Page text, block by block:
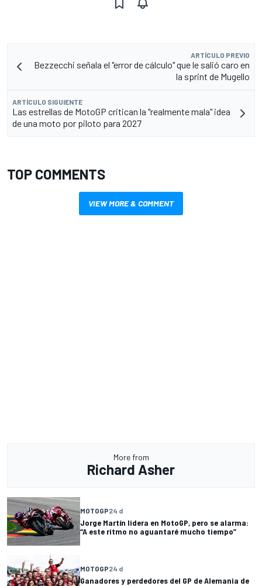
ARTÍCULO PREVIO
Bezzecchi señala el "error de cálculo" que le salió caro en
la sprint de Mugello
ARTÍCULO SIGUIENTE
Las estrellas de MotoGP critican la "realmente mala" idea
de una moto por piloto para 2027
TOP COMMENTS
VIEW MORE & COMMENT
More from
Richard Asher
MOTOGP24 d
Jorge Martín lidera en MotoGP, pero se alarma:
“A este ritmo no aguantaré mucho tiempo”
MOTOGP24 d
Ganadores y perdedores del GP de Alemania de